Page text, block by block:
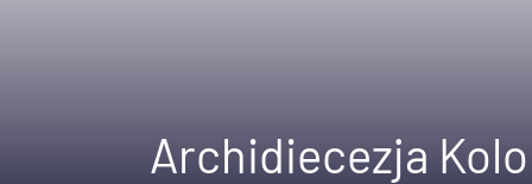
Archidiecezja